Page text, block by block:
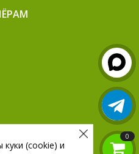
0
(cookie) и